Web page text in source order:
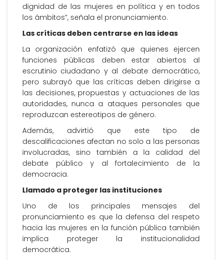
dignidad de las mujeres en política y en todos
los ámbitos”, señala el pronunciamiento.
Las críticas deben centrarse en las ideas
La organización enfatizó que quienes ejercen
funciones públicas deben estar abiertos al
escrutinio ciudadano y al debate democrático,
pero subrayó que las críticas deben dirigirse a
las decisiones, propuestas y actuaciones de las
autoridades, nunca a ataques personales que
reproduzcan estereotipos de género.
Además, advirtió que este tipo de
descalificaciones afectan no solo a las personas
involucradas, sino también a la calidad del
debate público y al fortalecimiento de la
democracia.
Llamado a proteger las instituciones
Uno de los principales mensajes del
pronunciamiento es que la defensa del respeto
hacia las mujeres en la función pública también
implica proteger la institucionalidad
democrática.